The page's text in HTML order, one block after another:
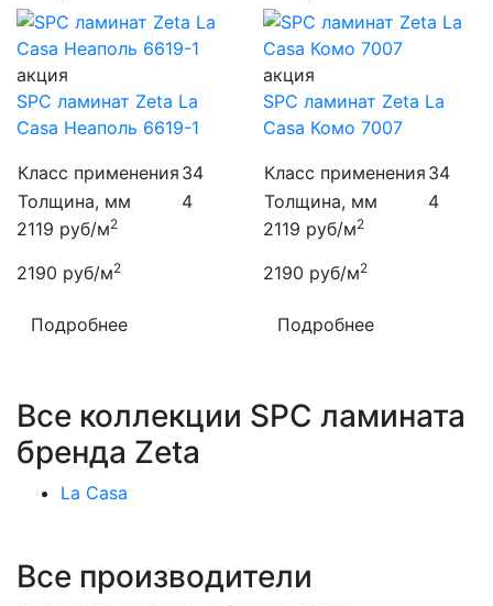
акция
SPC ламинат Zeta La
Casa Неаполь 6619-1
Класс применения 34
Толщина, мм
4
2119 руб/м2
2190 руб/м2
Подробнее
акция
SPC ламинат Zeta La
Casa Комо 7007
Класс применения 34
Толщина, мм
4
2119 руб/м2
2190 руб/м2
Подробнее
Все коллекции SPC ламината
бренда Zeta
La Casa
Все производители